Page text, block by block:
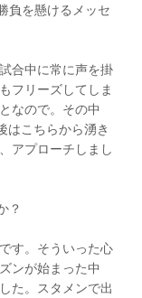
負を懸けるメッセ
合中に常に声を掛
フリーズしてしま
なので。その中
はこちらから湧き
アプローチしまし
？
す。そういった心
ンが始まった中
た。スタメンで出